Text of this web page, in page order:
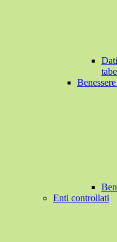
Enti controllati